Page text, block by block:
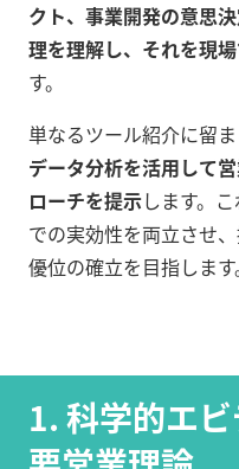
クト、事業開発の意思
理を理解し、それを現
す。
単なるツール紹介に留ま
データ分析を活用して
ローチを提示します。
での実効性を両立させ
優位の確立を目指します
1. 科学的エ